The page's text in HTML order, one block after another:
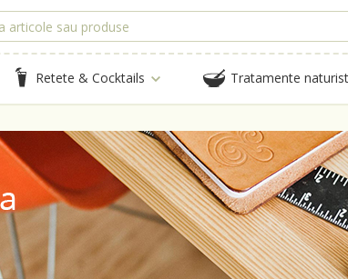
Retete & Cocktails Tratamente